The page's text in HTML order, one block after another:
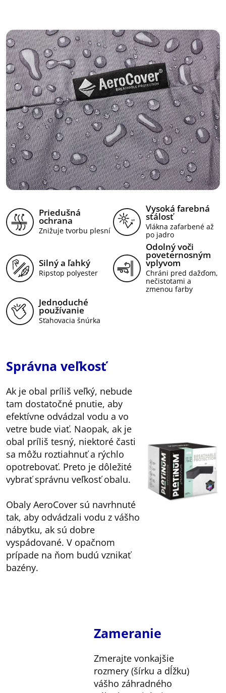
Priedušná
ochrana
Znižuje tvorbu plesní
Vysoká farebná
stálosť
Vlákna zafarbené až
po jadro
Silný a ľahký
Ripstop polyester
Odolný voči
poveternosným
vplyvom
Chráni pred dažďom,
nečistotami a
zmenou farby
Jednoduché
používanie
Sťahovacia šnúrka
Správna veľkosť
Ak je obal príliš veľký, nebude
tam dostatočné pnutie, aby
efektívne odvádzal vodu a vo
vetre bude viať. Naopak, ak je
obal príliš tesný, niektoré časti
sa môžu roztiahnuť a rýchlo
opotrebovať. Preto je dôležité
vybrať správnu veľkosť obalu.
Obaly AeroCover sú navrhnuté
tak, aby odvádzali vodu z vášho
nábytku, ak sú dobre
vyspádované. V opačnom
prípade na ňom budú vznikať
bazény.
Zameranie
Zmerajte vonkajšie
rozmery (šírku a dĺžku)
vášho záhradného